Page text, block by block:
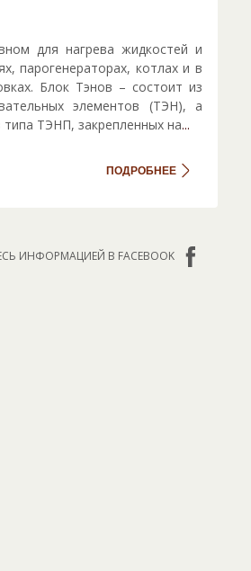
для нагрева жидкостей и
парогенераторах, котлах и в
Блок Тэнов – состоит из
элементов (ТЭН), а
ТЭНП, закрепленных на...
ПОДРОБНЕЕ
ИНФОРМАЦИЕЙ В FACEBOOK